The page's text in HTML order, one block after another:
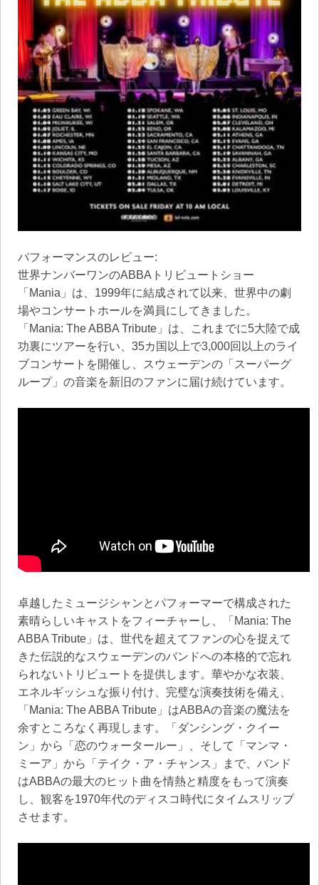
パフォーマンスのレビュー:
世界ナンバーワンのABBAトリビュートショー
「Mania」は、1999年に結成されて以来、世界中の劇
場やコンサートホールを満員にしてきました。
「Mania: The ABBA Tribute」は、これまでに5大陸で成
功裏にツアーを行い、35カ国以上で3,000回以上のライ
ブコンサートを開催し、スウェーデンの「スーパーグ
ループ」の音楽を新旧のファンに届け続けています。
卓越したミュージシャンとパフォーマーで構成された
素晴らしいキャストをフィーチャーし、「Mania: The
ABBA Tribute」は、世代を超えてファンの心を捉えて
きた伝説的なスウェーデンのバンドへの本格的で忘れ
られないトリビュートを提供します。華やかな衣装、
エネルギッシュな振り付け、完璧な演奏技術を備え、
「Mania: The ABBA Tribute」はABBAの音楽の魔法を
余すところなく再現します。「ダンシング・クイー
ン」から「恋のウォータールー」、そして「マンマ・
ミーア」から「テイク・ア・チャンス」まで、バンド
はABBAの最大のヒット曲を情熱と精度をもって演奏
し、観客を1970年代のディスコ時代にタイムスリップ
させます。